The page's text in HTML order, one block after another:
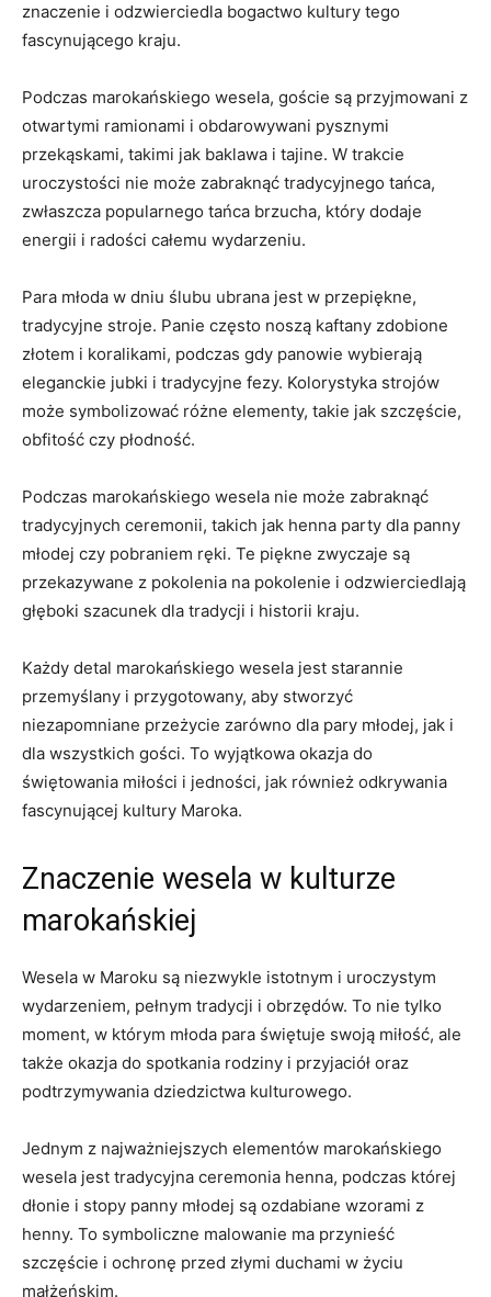
znaczenie i ⁣odzwierciedla bogactwo kultury tego
fascynującego kraju.
Podczas marokańskiego wesela, goście są przyjmowani z
otwartymi ramionami i obdarowywani pysznymi
przekąskami, takimi jak baklawa i tajine. W trakcie
uroczystości nie może zabraknąć tradycyjnego ‍tańca,
zwłaszcza popularnego tańca ​brzucha, który dodaje
energii i ⁣radości‌ całemu wydarzeniu.
Para młoda ​w ⁤dniu ślubu ‍ubrana jest w przepiękne,
tradycyjne stroje. Panie często noszą kaftany​ zdobione
złotem ⁣i koralikami, podczas gdy panowie wybierają
⁤eleganckie jubki i tradycyjne fezy. Kolorystyka strojów
może symbolizować różne elementy, takie jak szczęście,
obfitość czy płodność.
Podczas marokańskiego wesela nie może ⁤zabraknąć
⁢tradycyjnych ceremonii, takich jak henna party dla panny
młodej czy pobraniem‍ ręki. Te piękne zwyczaje​ są
przekazywane z pokolenia na pokolenie i odzwierciedlają
głęboki szacunek dla tradycji i historii kraju.
Każdy detal marokańskiego wesela jest starannie
przemyślany i⁢ przygotowany, aby‍ stworzyć
niezapomniane przeżycie zarówno dla pary młodej, jak ⁣i
dla wszystkich gości. To wyjątkowa okazja do
świętowania miłości ⁤i jedności, jak również odkrywania
fascynującej kultury Maroka.
Znaczenie wesela w kulturze
marokańskiej
Wesela⁣ w Maroku są⁣ niezwykle istotnym i uroczystym
wydarzeniem, pełnym tradycji i obrzędów. To nie‌ tylko
moment,⁤ w ⁣którym młoda‌ para ⁤świętuje swoją miłość, ale
⁤także okazja do spotkania rodziny i⁣ przyjaciół​ oraz
⁣podtrzymywania dziedzictwa kulturowego.
Jednym z najważniejszych elementów marokańskiego
wesela jest tradycyjna⁣ ceremonia ⁢henna, podczas której
dłonie i stopy panny młodej są ozdabiane wzorami z
henny. To ⁣symboliczne malowanie ma przynieść
szczęście i ochronę przed złymi ​duchami w życiu
małżeńskim.